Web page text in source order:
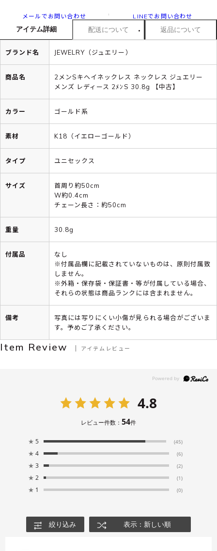
メールでお問い合わせ LINEでお問い合わせ
アイテム詳細 配送について 返品について
ブランド名 JEWELRY（ジュエリー）
商品名
2メンSキヘイネックレス ネックレス ジュエリー
メンズ レディース 2ﾒﾝS 30.8g 【中古】
カラー ゴールド系
素材 K18（イエローゴールド）
タイプ ユニセックス
サイズ
首周り約50cm
W約0.4cm
チェーン長さ：約50cm
重量 30.8g
付属品
なし
※付属品欄に記載されていないものは、原則付属致
しません。
※外箱・保存袋・保証書・等が付属している場合、
それらの状態は商品ランクには含まれません。
備考
写真には写りにくい小傷が見られる場合がございま
す。予めご了承ください。
Item Review アイテムレビュー
4.8
レビュー件数： 54件
★ 5 (45)
★ 4 (6)
★ 3 (2)
★ 2 (1)
★ 1 (0)
絞り込み 表示：新しい順